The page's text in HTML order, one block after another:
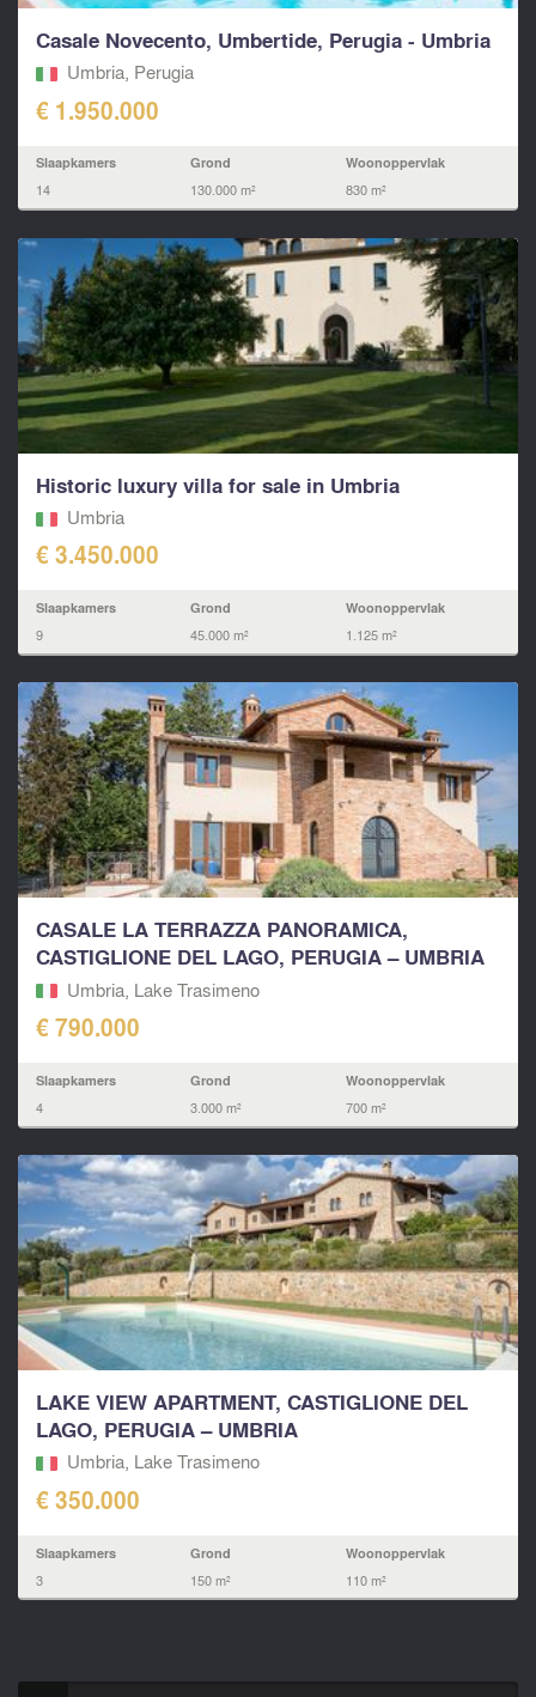
Casale Novecento, Umbertide, Perugia - Umbria
Umbria, Perugia
€ 1.950.000
Slaapkamers
14
Grond
130.000 m²
Woonoppervlak
830 m²
Historic luxury villa for sale in Umbria
Umbria
€ 3.450.000
Slaapkamers
9
Grond
45.000 m²
Woonoppervlak
1.125 m²
CASALE LA TERRAZZA PANORAMICA,
CASTIGLIONE DEL LAGO, PERUGIA – UMBRIA
Umbria, Lake Trasimeno
€ 790.000
Slaapkamers
4
Grond
3.000 m²
Woonoppervlak
700 m²
LAKE VIEW APARTMENT, CASTIGLIONE DEL
LAGO, PERUGIA – UMBRIA
Umbria, Lake Trasimeno
€ 350.000
Slaapkamers
3
Grond
150 m²
Woonoppervlak
110 m²